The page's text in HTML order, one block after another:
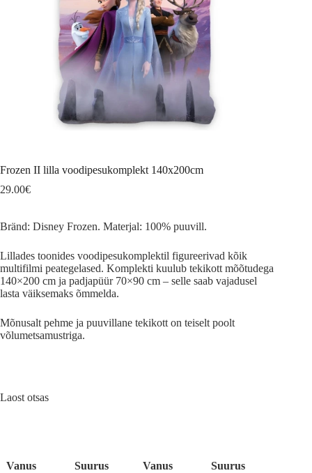
Frozen II lilla voodipesukomplekt 140x200cm
29.00€
Bränd: Disney Frozen. Materjal: 100% puuvill.
Lillades toonides voodipesukomplektil figureerivad kõik
multifilmi peategelased. Komplekti kuulub tekikott mõõtudega
140×200 cm ja padjapüür 70×90 cm – selle saab vajadusel
lasta väiksemaks õmmelda.
Mõnusalt pehme ja puuvillane tekikott on teiselt poolt
võlumetsamustriga.
Laost otsas
Vanus Suurus Vanus Suurus